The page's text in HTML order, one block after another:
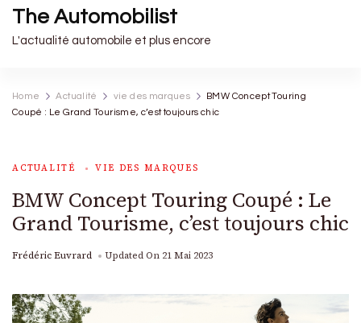
The Automobilist
L'actualité automobile et plus encore
Home Actualité vie des marques
BMW Concept Touring
Coupé : Le Grand Tourisme, c’est toujours chic
ACTUALITÉ VIE DES MARQUES
BMW Concept Touring Coupé : Le
Grand Tourisme, c’est toujours chic
Frédéric Euvrard Updated On 21 Mai 2023